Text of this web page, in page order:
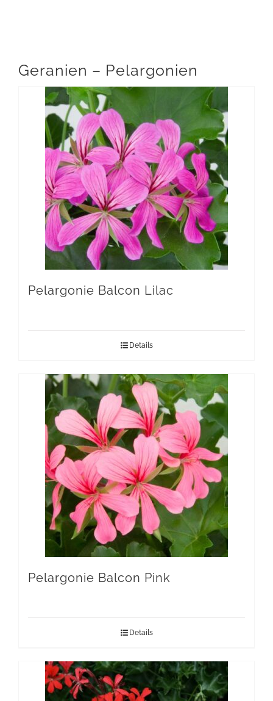
Geranien – Pelargonien
Pelargonie Balcon Lilac
Details
Pelargonie Balcon Pink
Details